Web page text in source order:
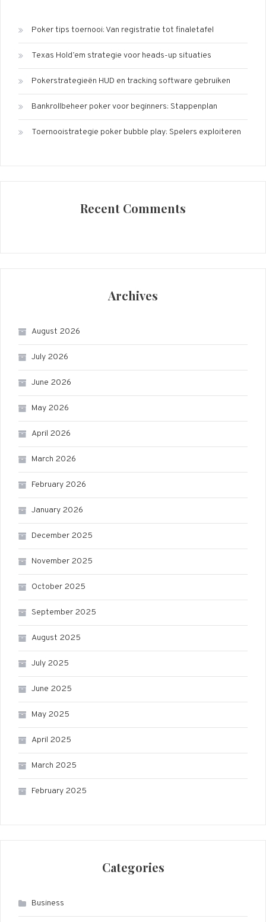
Poker tips toernooi: Van registratie tot finaletafel
Texas Hold’em strategie voor heads-up situaties
Pokerstrategieën HUD en tracking software gebruiken
Bankrollbeheer poker voor beginners: Stappenplan
Toernooistrategie poker bubble play: Spelers exploiteren
Recent Comments
Archives
August 2026
July 2026
June 2026
May 2026
April 2026
March 2026
February 2026
January 2026
December 2025
November 2025
October 2025
September 2025
August 2025
July 2025
June 2025
May 2025
April 2025
March 2025
February 2025
Categories
Business